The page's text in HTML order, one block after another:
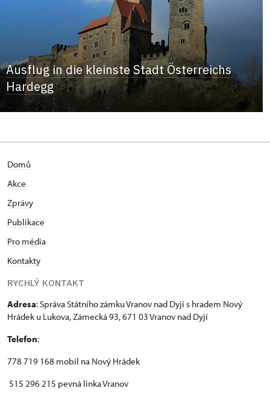
Ausflug in die kleinste Stadt Österreichs
Hardegg
Domů
Akce
Zprávy
Publikace
Pro média
Kontakty
RYCHLÝ KONTAKT
Adresa: Správa Státního zámku Vranov nad Dyjí s hradem Nový
Hrádek u Lukova, Zámecká 93, 671 03 Vranov nad Dyjí
Telefon:
778 719 168 mobil na Nový Hrádek
515 296 215 pevná linka Vranov